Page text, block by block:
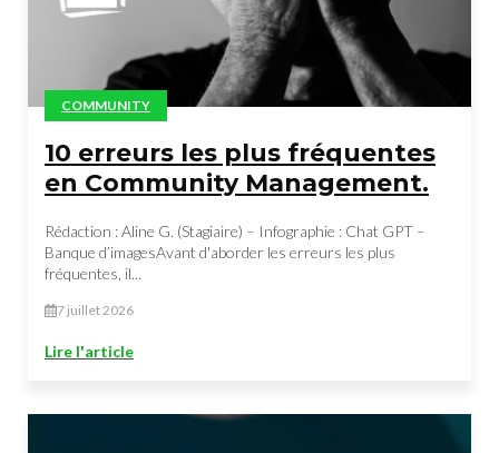
COMMUNITY
10 erreurs les plus fréquentes
en Community Management.
Rédaction : Aline G. (Stagiaire) – Infographie : Chat GPT –
Banque d’imagesAvant d'aborder les erreurs les plus
fréquentes, il...
7 juillet 2026
Lire l'article